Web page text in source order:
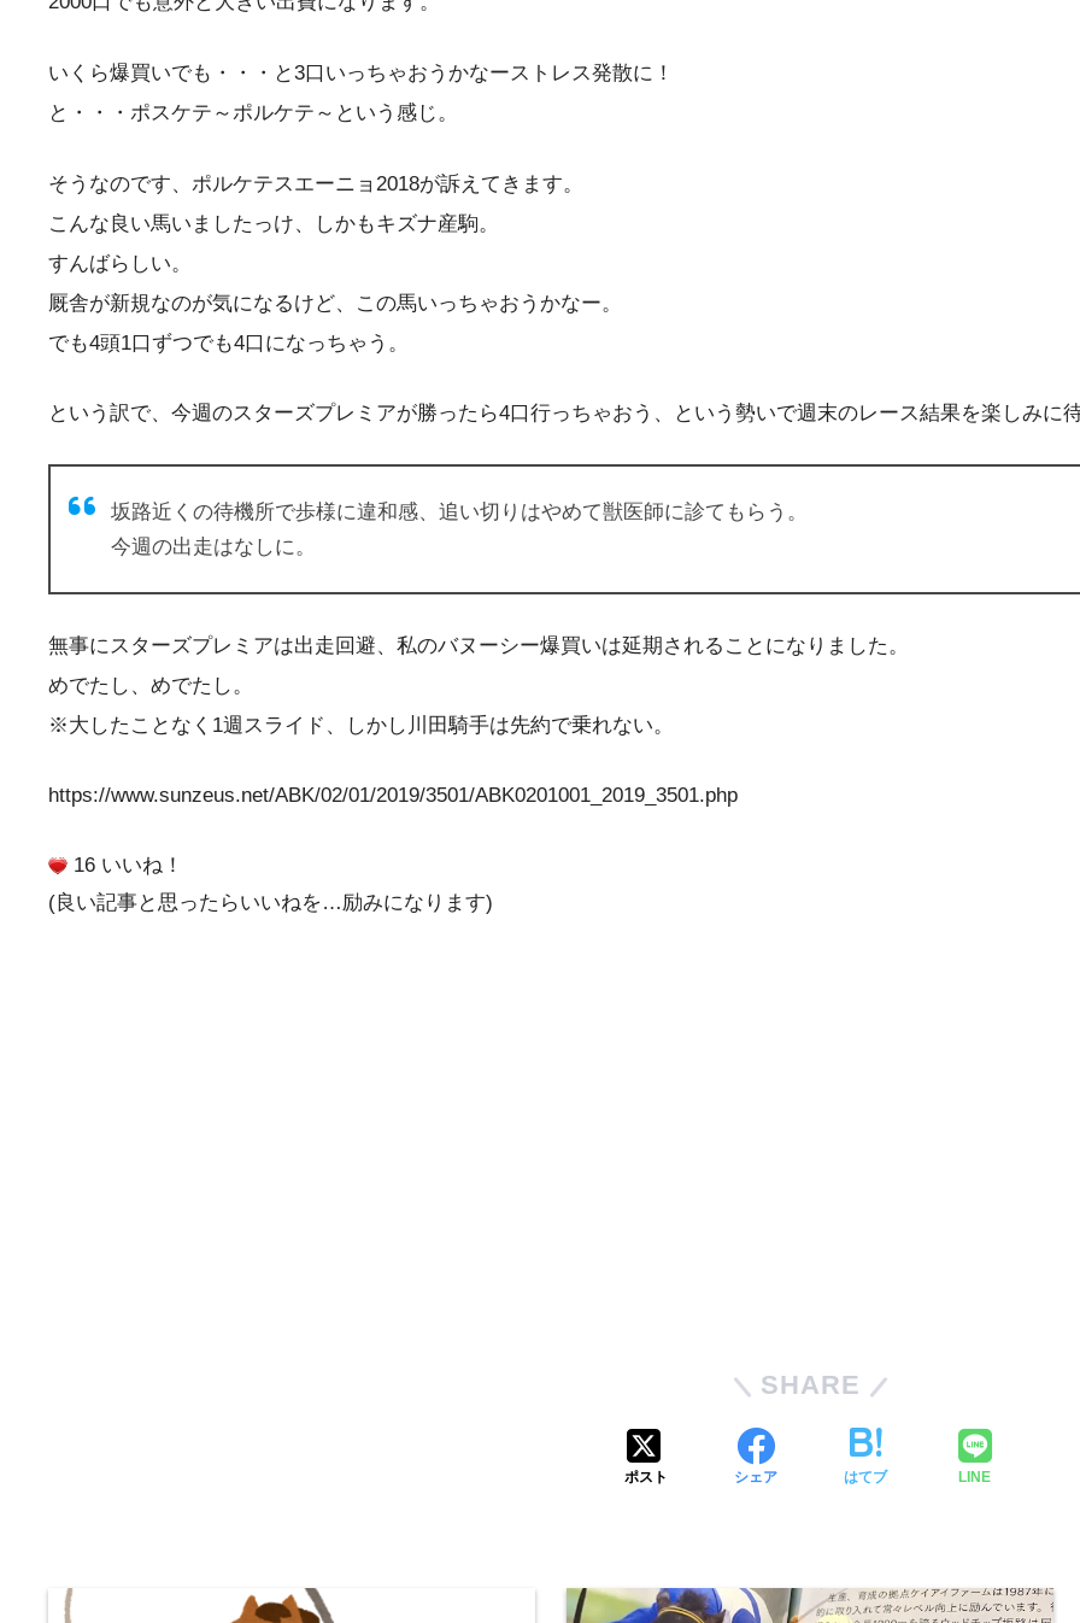
いくら爆買いでも・・・と3口いっちゃおうかなーストレス発散に！
と・・・ポスケテ～ポルケテ～という感じ。
そうなのです、 ポルケテスエーニョ2018が訴えてきます。
こんな良い馬いましたっけ、しかもキズナ産駒。
すんばらしい。
厩舎が新規なのが気になるけど、この馬いっちゃおうかなー。
でも4頭1口ずつでも4口になっちゃう。
という訳で、 今週のスターズプレミアが勝ったら4口行っちゃおう 、という勢いで週末のレース結果を楽しみに
坂路近くの待機所で歩様に違和感、追い切りはやめて獣医師に診てもらう。
今週の出走はなしに。
無事にスターズプレミアは出走回避、私のバヌーシー爆買いは延期されることになりました 。
めでたし、めでたし。
※大したことなく1週スライド、しかし川田騎手は先約で乗れない。
https://www.sunzeus.net/ABK/02/01/2019/3501/ABK0201001_2019_3501.php
16 いいね！
(良い記事と思ったらいいねを…励みになります)
SHARE
ポスト シェア はてブ LINE